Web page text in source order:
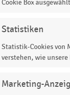
(1)
Kassel (1)
Bonn (1)
Bonn (1)
Cookie Box
Statistiken
Statistik-Cookies von
verstehen, wie
Marketing-